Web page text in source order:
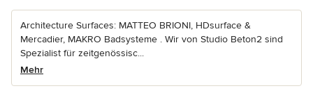
Architecture Surfaces: MATTEO BRIONI, HDsurface &
Mercadier, MAKRO Badsysteme . Wir von Studio Beton2 sind
Spezialist für zeitgenössisc...
Mehr